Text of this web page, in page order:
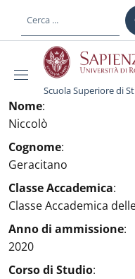
al contenuto
Scuola Superiore di
Nome:
Niccolò
Cognome:
Geracitano
Classe Accademica:
Classe Accademica
Anno di ammissione:
2020
Corso di Studio: